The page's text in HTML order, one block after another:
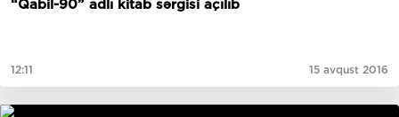
“Qabil-90” adlı kitab sərgisi açılıb
12:11 15 avqust 2016